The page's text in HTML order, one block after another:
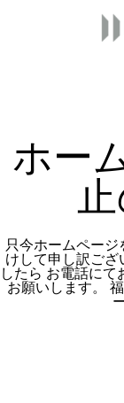
ホー
只今ホームペー
けして申し訳ござ
したら お電話に
お願いします。